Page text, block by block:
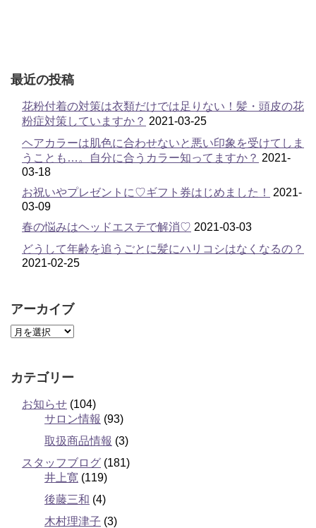
最近の投稿
花粉付着の対策は衣類だけでは足りない！髪・頭皮の花
粉症対策していますか？ 2021-03-25
ヘアカラーは肌色に合わせないと悪い印象を受けてしま
うことも…。自分に合うカラー知ってますか？ 2021-
03-18
お祝いやプレゼントに♡ギフト券はじめました！
2021-
03-09
春の悩みはヘッドエステで解消♡ 2021-03-03
どうして年齢を追うごとに髪にハリコシはなくなるの？
2021-02-25
アーカイブ
カテゴリー
お知らせ (104)
サロン情報 (93)
取扱商品情報 (3)
スタッフブログ (181)
井上寛 (119)
後藤三和 (4)
木村理津子 (3)